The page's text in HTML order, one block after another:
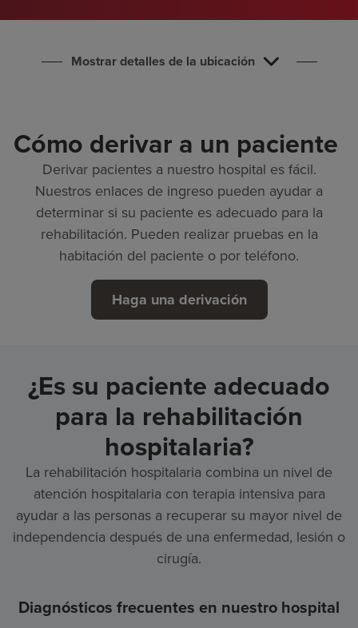
Mostrar detalles de la ubicación
Cómo derivar a un paciente
Derivar pacientes a nuestro hospital es fácil.
Nuestros enlaces de ingreso pueden ayudar a
determinar si su paciente es adecuado para la
rehabilitación. Pueden realizar pruebas en la
habitación del paciente o por teléfono.
Haga una derivación
¿Es su paciente adecuado
para la rehabilitación
hospitalaria?
La rehabilitación hospitalaria combina un nivel de
atención hospitalaria con terapia intensiva para
ayudar a las personas a recuperar su mayor nivel de
independencia después de una enfermedad, lesión o
cirugía.
Diagnósticos frecuentes en nuestro hospital